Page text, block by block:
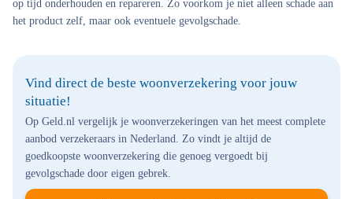
op tijd onderhouden en repareren. Zo voorkom je niet alleen schade aan
het product zelf, maar ook eventuele gevolgschade.
Vind direct de beste woonverzekering voor jouw
situatie!
Op Geld.nl vergelijk je woonverzekeringen van het meest complete
aanbod verzekeraars in Nederland. Zo vindt je altijd de
goedkoopste woonverzekering die genoeg vergoedt bij
gevolgschade door eigen gebrek.